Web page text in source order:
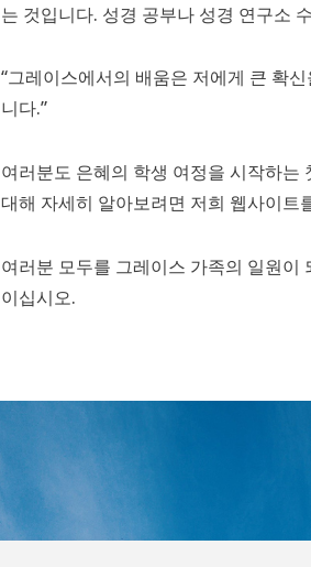
는 것입니다. 성경 공부나 성경 연구소
“그레이스에서의 배움은 저에게 큰 확
니다.”
여러분도 은혜의 학생 여정을 시작하
대해 자세히 알아보려면 저희 웹사이트
여러분 모두를 그레이스 가족의 일원
이십시오.